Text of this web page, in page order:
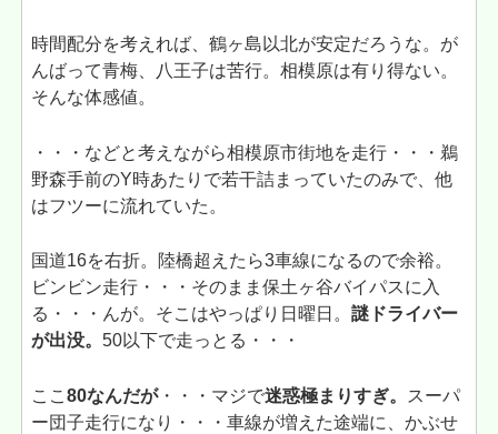
時間配分を考えれば、鶴ヶ島以北が安定だろうな。が
んばって青梅、八王子は苦行。相模原は有り得ない。
そんな体感値。
・・・などと考えながら相模原市街地を走行・・・鵜
野森手前のY時あたりで若干詰まっていたのみで、他
はフツーに流れていた。
国道16を右折。陸橋超えたら3車線になるので余裕。
ビンビン走行・・・そのまま保土ヶ谷バイパスに入
る・・・んが。そこはやっぱり日曜日。謎ドライバー
が出没。50以下で走っとる・・・
ここ80なんだが・・・マジで迷惑極まりすぎ。
スーパ
ー団子走行になり・・・車線が増えた途端に、かぶせ